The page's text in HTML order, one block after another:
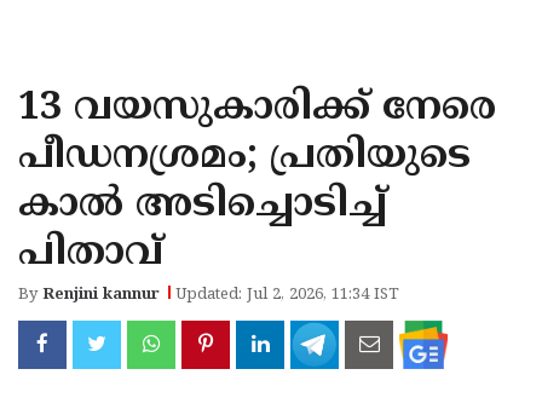
KANNUR
KASARAGOD
13 വയസുകാരിക്ക് നേരെ
പീഡനശ്രമം; പ്രതിയുടെ
കാല്‍ അടിച്ചൊടിച്ച്
പിതാവ്
ByRenjini kannur Updated: Jul 2, 2026, 11:34 IST